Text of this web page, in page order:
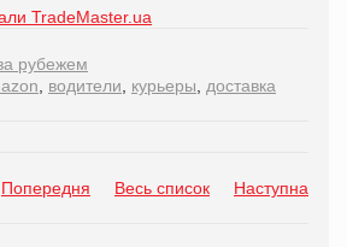
TradeMaster.ua
рубежем
водители курьеры доставка
Попередня Весь список Наступна